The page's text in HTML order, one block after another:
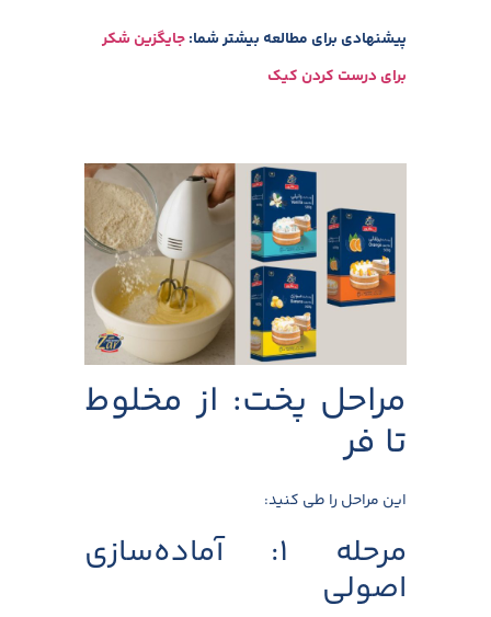
پیشنهادی برای مطالعه بیشتر شما:جایگزین شکر
برای درست کردن کیک
مراحل پخت: از مخلوط
تا فر
این مراحل را طی کنید:
مرحله ۱: آماده‌سازی
اصولی